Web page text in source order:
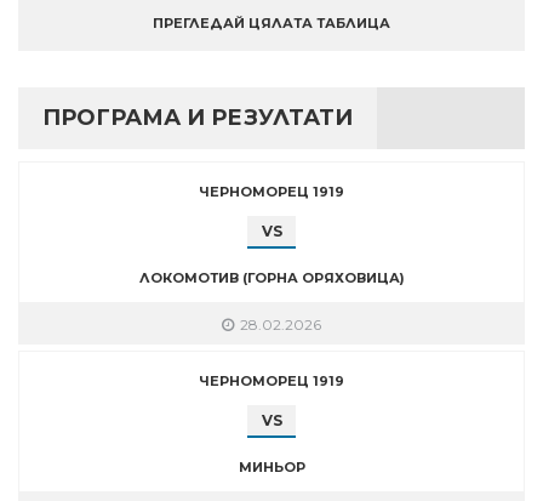
ПРЕГЛЕДАЙ ЦЯЛАТА ТАБЛИЦА
ПРОГРАМА И РЕЗУЛТАТИ
ЧЕРНОМОРЕЦ 1919
VS
ЛОКОМОТИВ (ГОРНА ОРЯХОВИЦА)
28.02.2026
ЧЕРНОМОРЕЦ 1919
VS
МИНЬОР